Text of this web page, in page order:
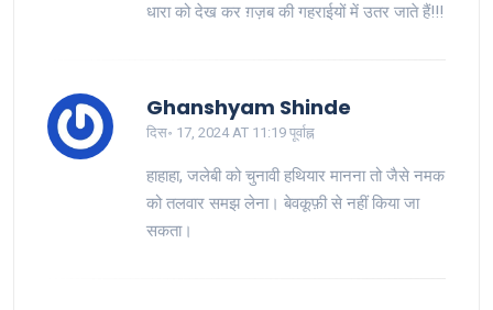
धारा को देख कर ग़ज़ब की गहराईयों में उतर जाते हैं!!!
Ghanshyam Shinde
दिस॰ 17, 2024 AT 11:19 पूर्वाह्न
हाहाहा, जलेबी को चुनावी हथियार मानना तो जैसे नमक
को तलवार समझ लेना। बेवकूफ़ी से नहीं किया जा
सकता।